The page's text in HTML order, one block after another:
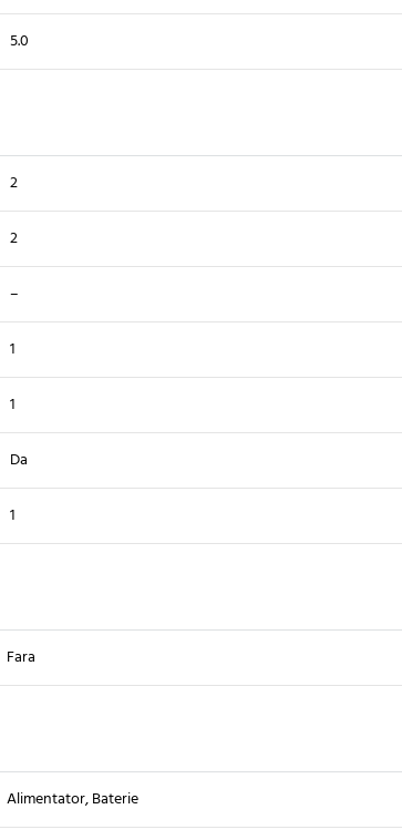
5.0
2
2
–
1
1
Da
1
Fara
Alimentator, Baterie